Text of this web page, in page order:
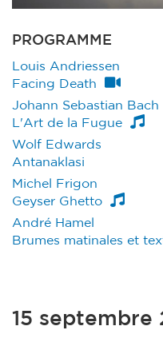
PROGRAMME
Louis Andriessen
Facing Death
Johann Sebastian Bach
L'Art de la Fugue
Wolf Edwards
Antanaklasi
Michel Frigon
Geyser Ghetto
André Hamel
Brumes matinales et
15 septembre